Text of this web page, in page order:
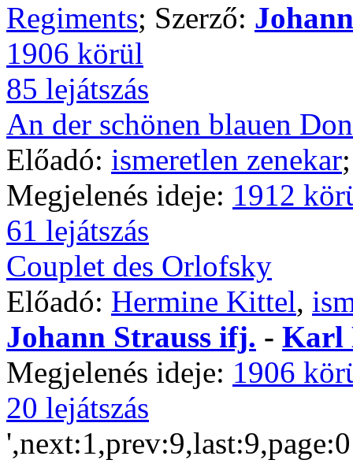
Regiments; Szerző:
1906 körül
85 lejátszás
An der schönen blauen
Előadó: ismeretlen zenekar
Megjelenés ideje: 1912
61 lejátszás
Couplet des Orlofsky
Előadó: Hermine Kittel,
Johann Strauss ifj. - Karl
Megjelenés ideje: 1906
20 lejátszás